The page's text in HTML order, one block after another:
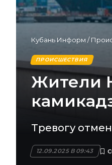
Кубань Информ /
ПРОИСШЕСТВИЯ
Жители
Тревогу
12.09.2025 В 09:43